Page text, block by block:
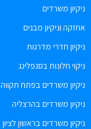
ניקיון משרדים
אחזקה וניקיון מבנים
ניקיון חדרי מדרגות
ניקוי חלונות בסנפלינג
ניקיון משרדים בפתח תקווה
ניקיון משרדים בהרצליה
ניקיון משרדים בראשון לציון